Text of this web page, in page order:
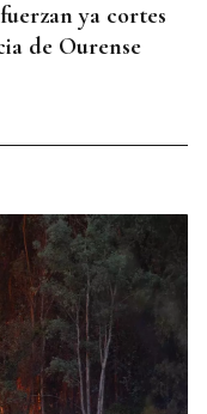
ya cortes
de Ourense